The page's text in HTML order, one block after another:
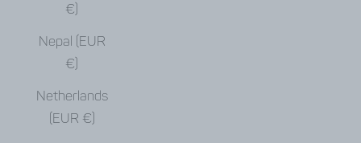
€)
Nepal (EUR
€)
Netherlands
(EUR €)